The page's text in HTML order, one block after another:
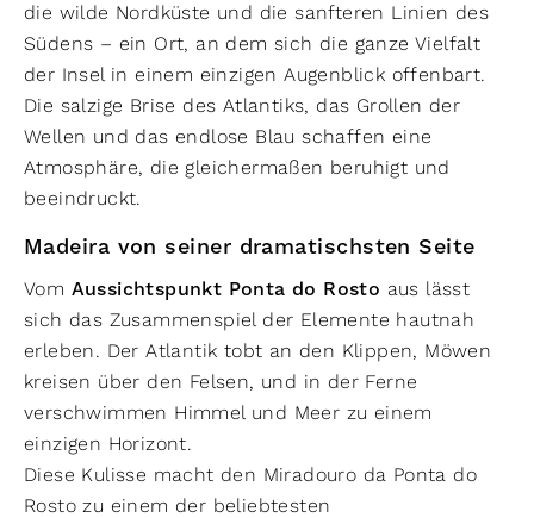
die wilde Nordküste und die sanfteren Linien des
Südens – ein Ort, an dem sich die ganze Vielfalt
der Insel in einem einzigen Augenblick offenbart.
Die salzige Brise des Atlantiks, das Grollen der
Wellen und das endlose Blau schaffen eine
Atmosphäre, die gleichermaßen beruhigt und
beeindruckt.
Madeira von seiner dramatischsten Seite
Vom Aussichtspunkt Ponta do Rosto aus lässt
sich das Zusammenspiel der Elemente hautnah
erleben. Der Atlantik tobt an den Klippen, Möwen
kreisen über den Felsen, und in der Ferne
verschwimmen Himmel und Meer zu einem
einzigen Horizont.
Diese Kulisse macht den Miradouro da Ponta do
Rosto zu einem der beliebtesten